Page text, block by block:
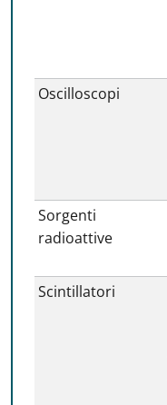
Oscilloscopi
Sorgenti
radioattive
Scintillatori